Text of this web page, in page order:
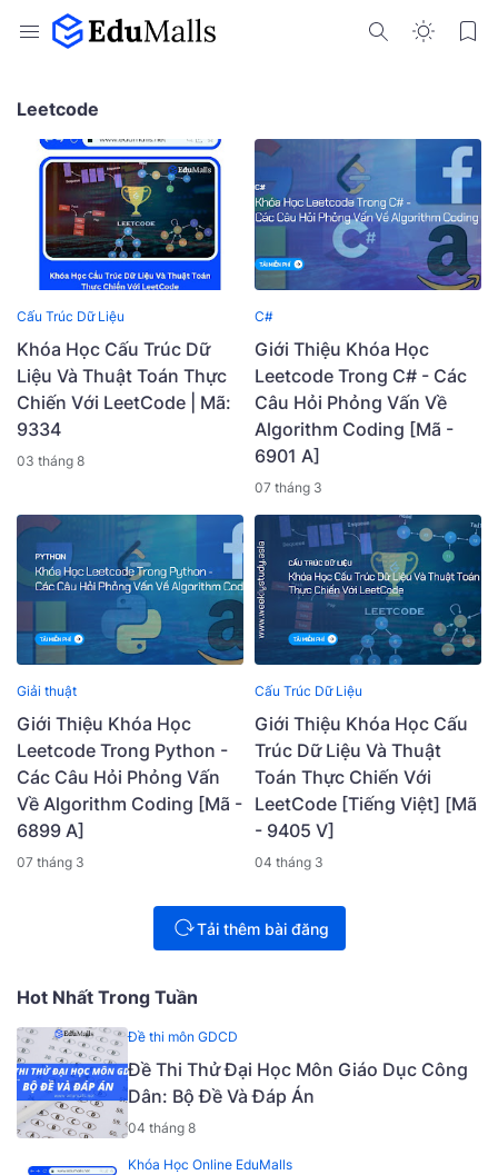
Leetcode
Cấu Trúc Dữ Liệu
Khóa Học Cấu Trúc Dữ
Liệu Và Thuật Toán Thực
Chiến Với LeetCode | Mã:
9334
03 tháng 8
C#
Giới Thiệu Khóa Học
Leetcode Trong C# - Các
Câu Hỏi Phỏng Vấn Về
Algorithm Coding [Mã -
6901 A]
07 tháng 3
Giải thuật
Giới Thiệu Khóa Học
Leetcode Trong Python -
Các Câu Hỏi Phỏng Vấn
Về Algorithm Coding [Mã -
6899 A]
07 tháng 3
Cấu Trúc Dữ Liệu
Giới Thiệu Khóa Học Cấu
Trúc Dữ Liệu Và Thuật
Toán Thực Chiến Với
LeetCode [Tiếng Việt] [Mã
- 9405 V]
04 tháng 3
Tải thêm bài đăng
Hot Nhất Trong Tuần
Đề thi môn GDCD
Đề Thi Thử Đại Học Môn Giáo Dục Công
Dân: Bộ Đề Và Đáp Án
04 tháng 8
Khóa Học Online EduMalls